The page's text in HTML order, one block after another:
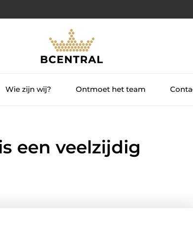
Wie zijn wij? Ontmoet het team
een veelzijdig